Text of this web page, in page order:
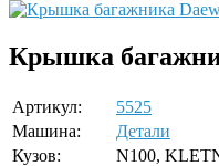
Крышка
Артикул:
5525
Машина:
Детали
Кузов:
N100,